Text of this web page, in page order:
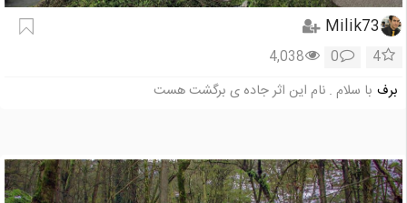
Milik73
4
0
4,038
برف با سلام . نام این اثر جاده ی برگشت هست